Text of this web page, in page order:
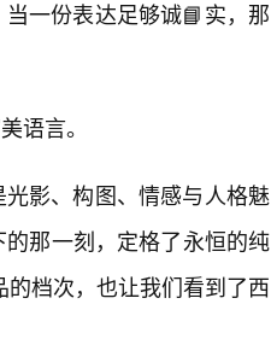
一份表达足够诚📘实，那
语言。
影、构图、情感与人格魅
那一刻，定格了永恒的纯
档次，也让我们看到了西